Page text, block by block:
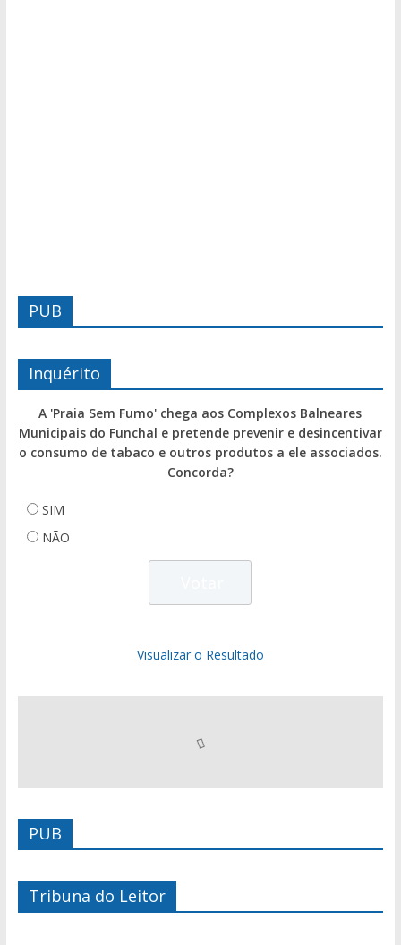
PUB
Inquérito
A 'Praia Sem Fumo' chega aos Complexos Balneares
Municipais do Funchal e pretende prevenir e desincentivar
o consumo de tabaco e outros produtos a ele associados.
Concorda?
SIM
NÃO
Visualizar o Resultado
PUB
Tribuna do Leitor